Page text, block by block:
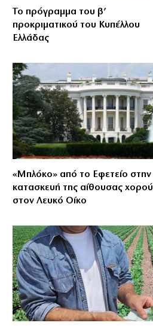
Το πρόγραμμα του β’
προκριματικού του Κυπέλλου
Ελλάδας
«Μπλόκο» από το Εφετείο στην
κατασκευή της αίθουσας χορού
στον Λευκό Οίκο